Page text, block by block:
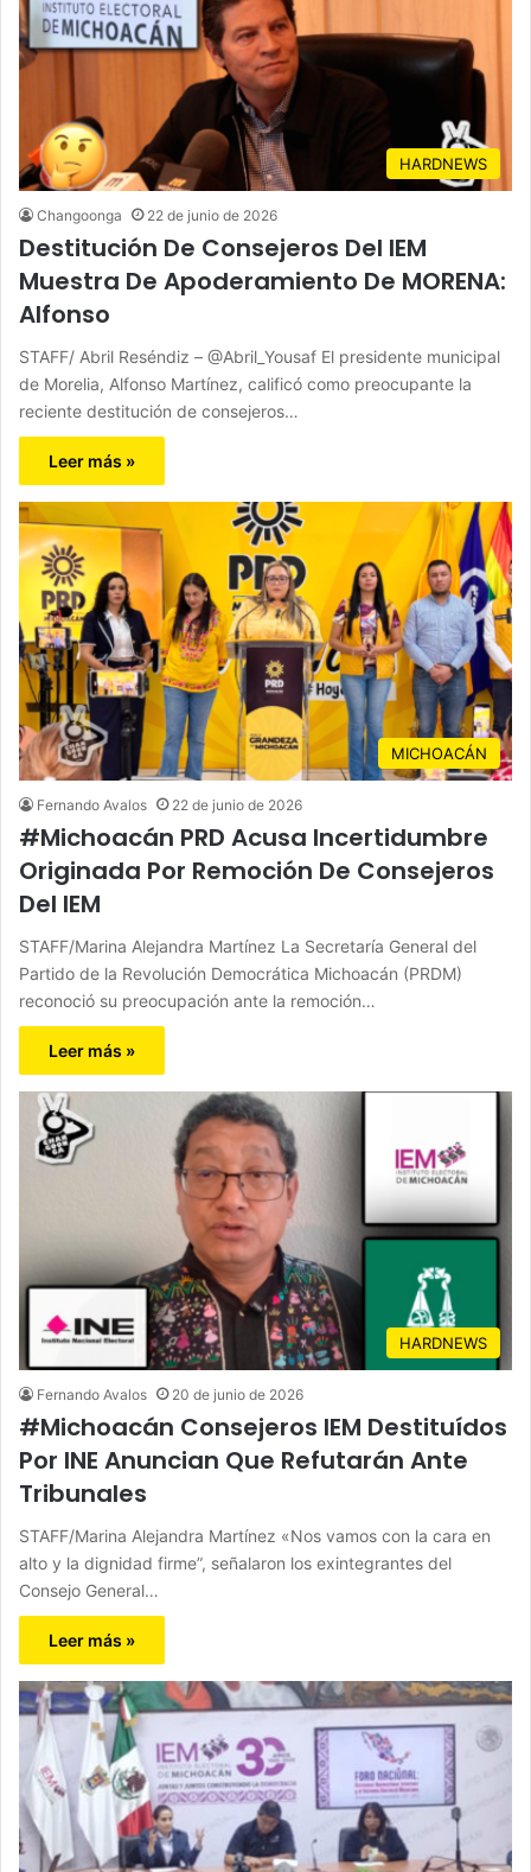
HARDNEWS
Changoonga 22 de junio de 2026
Destitución De Consejeros Del IEM
Muestra De Apoderamiento De MORENA:
Alfonso
STAFF/ Abril Reséndiz – @Abril_Yousaf El presidente municipal
de Morelia, Alfonso Martínez, calificó como preocupante la
reciente destitución de consejeros…
Leer más »
MICHOACÁN
Fernando Avalos 22 de junio de 2026
#Michoacán PRD Acusa Incertidumbre
Originada Por Remoción De Consejeros
Del IEM
STAFF/Marina Alejandra Martínez La Secretaría General del
Partido de la Revolución Democrática Michoacán (PRDM)
reconoció su preocupación ante la remoción…
Leer más »
HARDNEWS
Fernando Avalos 20 de junio de 2026
#Michoacán Consejeros IEM Destituídos
Por INE Anuncian Que Refutarán Ante
Tribunales
STAFF/Marina Alejandra Martínez «Nos vamos con la cara en
alto y la dignidad firme”, señalaron los exintegrantes del
Consejo General…
Leer más »